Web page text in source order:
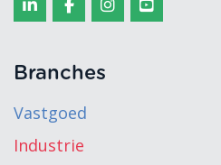
Branches
Vastgoed
Industrie